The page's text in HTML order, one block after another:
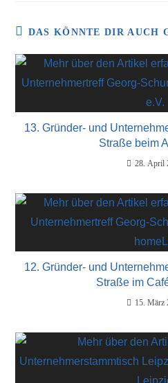
DAS KÖNNTE DIR AUCH
13. Gründer- und
Straße beim
28. April
12. Gründer- und
Straße im
15. März